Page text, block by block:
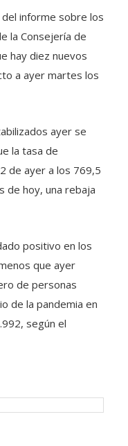
informe sobre los
la Consejería de
hay diez nuevos
a ayer martes los
ayer se
la tasa de
de ayer a los 769,5
de hoy, una rebaja
positivo en los
que ayer
de personas
de la pandemia en
según el